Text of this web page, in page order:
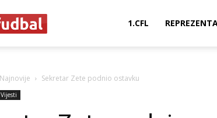
1.CFL
Najnovije Sekretar Zete podnio ostavku
Vijesti